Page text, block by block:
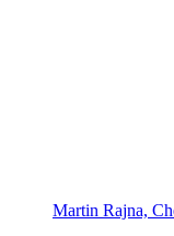
Martin Rajna,